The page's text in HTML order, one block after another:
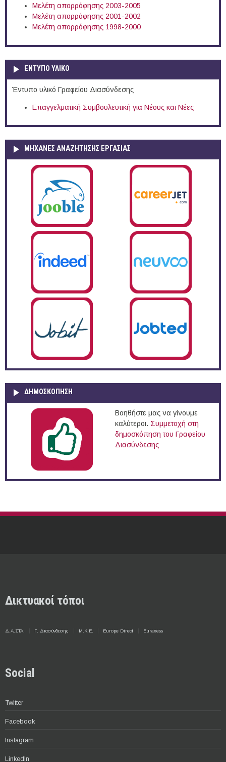
Μελέτη απορρόφησης 2003-2005
Μελέτη απορρόφησης 2001-2002
Μελέτη απορρόφησης 1998-2000
ΕΝΤΥΠΟ ΥΛΙΚΟ
Έντυπο υλικό Γραφείου Διασύνδεσης
Επαγγελματική Συμβουλευτική για Νέους και Νέες
ΜΗΧΑΝΕΣ ΑΝΑΖΗΤΗΣΗΣ ΕΡΓΑΣΙΑΣ
ΔΗΜΟΣΚΌΠΗΣΗ
Βοηθήστε μας να γίνουμε
καλύτεροι. Συμμετοχή στη
δημοσκόπηση του Γραφείου
Διασύνδεσης
Δικτυακοί τόποι
Δ.Α.ΣΤΑ. Γ. Διασύνδεσης Μ.Κ.Ε. Europe Direct Euraxess
Social
Twitter
Facebook
Instagram
LinkedIn